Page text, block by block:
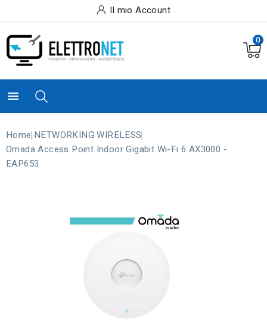
Il mio Account
0

Home NETWORKING WIRELESS
Omada Access Point Indoor Gigabit Wi-Fi 6 AX3000 -
EAP653